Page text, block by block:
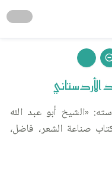
«الشيخ أبو عبد الله
صناعة الشعر، فاضل،